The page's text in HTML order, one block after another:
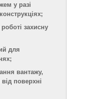
у разі
захисну
для
вантажу,
поверхні